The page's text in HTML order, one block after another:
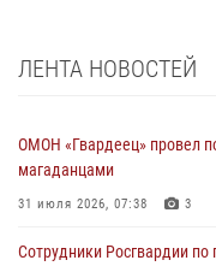
ЛЕНТА НОВОСТЕЙ
ОМОН «Гвардеец» провел
магаданцами
31 июля 2026, 07:38 3
Сотрудники Росгвардии